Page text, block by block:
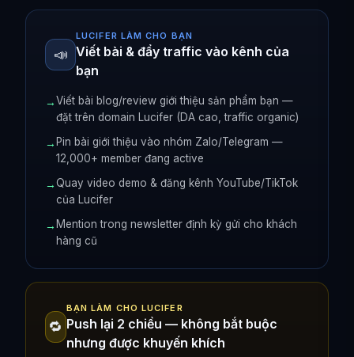
📣
LUCIFER LÀM CHO BẠN
Viết bài & đẩy traffic vào kênh của
bạn
→Viết bài blog/review giới thiệu sản phẩm bạn —
đặt trên domain Lucifer (DA cao, traffic organic)
→ Pin bài giới thiệu vào nhóm Zalo/Telegram —
12,000+ member đang active
→Quay video demo & đăng kênh YouTube/TikTok
của Lucifer
→ Mention trong newsletter định kỳ gửi cho khách
hàng cũ
🔁
BẠN LÀM CHO LUCIFER
Push lại 2 chiều — không bắt buộc
nhưng được khuyến khích